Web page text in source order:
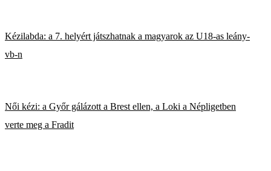
Kézilabda: a 7. helyért játszhatnak a magyarok az U18-as leány-
vb-n
Női kézi: a Győr gálázott a Brest ellen, a Loki a Népligetben
verte meg a Fradit